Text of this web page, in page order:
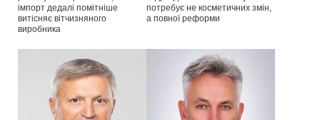
імпорт дедалі помітніше
витісняє вітчизняного
виробника
потребує не косметичних змін,
а повної реформи